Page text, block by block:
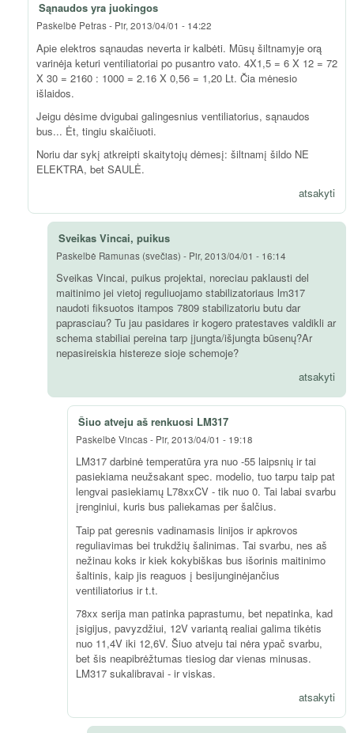
Sąnaudos yra juokingos
Paskelbė Petras- Pir, 2013/04/01 - 14:22
Apie elektros sąnaudas neverta ir kalbėti. Mūsų šiltnamyje orą
varinėja keturi ventiliatoriai po pusantro vato. 4X1,5 = 6 X 12 = 72
X 30 = 2160 : 1000 = 2.16 X 0,56 = 1,20 Lt. Čia mėnesio
išlaidos.
Jeigu dėsime dvigubai galingesnius ventiliatorius, sąnaudos
bus... Ėt, tingiu skaičiuoti.
Noriu dar sykį atkreipti skaitytojų dėmesį: šiltnamį šildo NE
ELEKTRA, bet SAULĖ.
atsakyti
Sveikas Vincai, puikus
Paskelbė Ramunas (svečias) - Pir, 2013/04/01 - 16:14
Sveikas Vincai, puikus projektai, noreciau paklausti del
maitinimo jei vietoj reguliuojamo stabilizatoriaus lm317
naudoti fiksuotos itampos 7809 stabilizatoriu butu dar
paprasciau? Tu jau pasidares ir kogero pratestaves valdikli ar
schema stabiliai pereina tarp įjungta/išjungta būsenų?Ar
nepasireiskia histereze sioje schemoje?
atsakyti
Šiuo atveju aš renkuosi LM317
Paskelbė Vincas- Pir, 2013/04/01 - 19:18
LM317 darbinė temperatūra yra nuo -55 laipsnių ir tai
pasiekiama neužsakant spec. modelio, tuo tarpu taip pat
lengvai pasiekiamų L78xxCV - tik nuo 0. Tai labai svarbu
įrenginiui, kuris bus paliekamas per šalčius.
Taip pat geresnis vadinamasis linijos ir apkrovos
reguliavimas bei trukdžių šalinimas. Tai svarbu, nes aš
nežinau koks ir kiek kokybiškas bus išorinis maitinimo
šaltinis, kaip jis reaguos į besijunginėjančius
ventiliatorius ir t.t.
78xx serija man patinka paprastumu, bet nepatinka, kad
įsigijus, pavyzdžiui, 12V variantą realiai galima tikėtis
nuo 11,4V iki 12,6V. Šiuo atveju tai nėra ypač svarbu,
bet šis neapibrėžtumas tiesiog dar vienas minusas.
LM317 sukalibravai - ir viskas.
atsakyti